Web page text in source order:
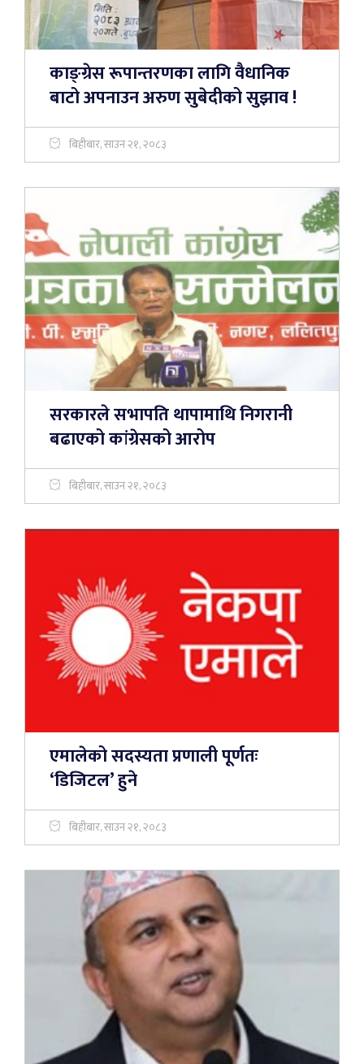
काङ्ग्रेस रूपान्तरणका लागि वैधानिक
बाटो अपनाउन अरुण सुबेदीको सुझाव !
बिहीबार, साउन २१, २०८३
सरकारले सभापति थापामाथि निगरानी
बढाएको कांग्रेसको आरोप
बिहीबार, साउन २१, २०८३
एमालेको सदस्यता प्रणाली पूर्णतः
‘डिजिटल’ हुने
बिहीबार, साउन २१, २०८३